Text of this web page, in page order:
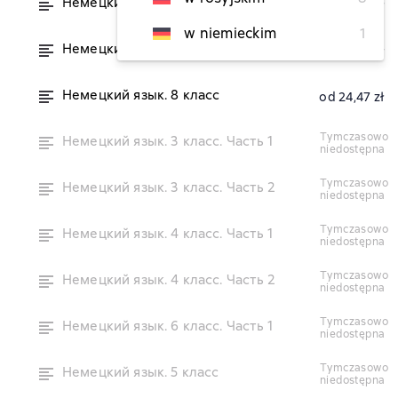
w niemieckim
1
od 24,47 zł
Немецкий язык. 7 класс
Немецкий язык. 8 класс od 24,47 zł
Немецкий язык. 3 класс. Часть 1
tymczasowo
niedostępna
Немецкий язык. 3 класс. Часть 2
tymczasowo
niedostępna
Немецкий язык. 4 класс. Часть 1
tymczasowo
niedostępna
Немецкий язык. 4 класс. Часть 2
tymczasowo
niedostępna
Немецкий язык. 6 класс. Часть 1
tymczasowo
niedostępna
Немецкий язык. 5 класс
tymczasowo
niedostępna